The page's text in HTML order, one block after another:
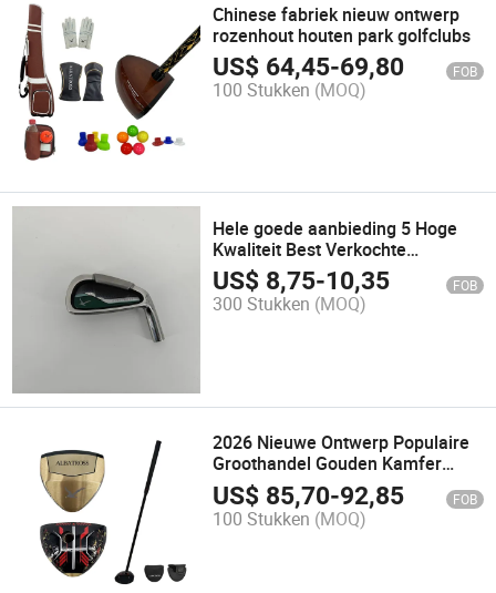
Chinese fabriek nieuw ontwerp
rozenhout houten park golfclubs
US$ 64,45-69,80 FOB
100 Stukken (MOQ)
Hele goede aanbieding 5 Hoge
Kwaliteit Best Verkochte
Gietijzeren Rechterhand Golfijzer
Golfclub voor een Goede Prijs
US$ 8,75-10,35 FOB
300 Stukken (MOQ)
2026 Nieuwe Ontwerp Populaire
Groothandel Gouden Kamfer
Golfuitrusting Putter Park Golf
Houten Club Hoofd
US$ 85,70-92,85 FOB
100 Stukken (MOQ)